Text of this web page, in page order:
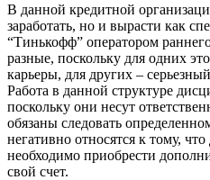
В данной кредитной
заработать, но и вырасти как
“Тинькофф” оператором
разные, поскольку для одних
карьеры, для других –
Работа в данной структуре
поскольку они несут
обязаны следовать
негативно относятся к тому,
необходимо приобрести
свой счет.